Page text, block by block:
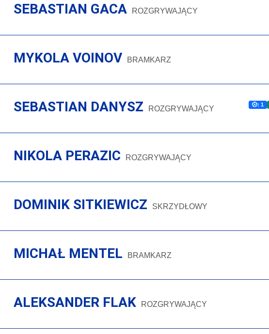
SEBASTIAN GACA
ROZGRYWAJĄCY
MYKOLA VOINOV
BRAMKARZ
SEBASTIAN DANYSZ ROZGRYWAJĄCY : 1
NIKOLA PERAZIC
ROZGRYWAJĄCY
DOMINIK SITKIEWICZ
SKRZYDŁOWY
MICHAŁ MENTEL
BRAMKARZ
ALEKSANDER FLAK ROZGRYWAJĄCY